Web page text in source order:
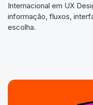
Internacional em UX
informação, fluxos,
escolha.